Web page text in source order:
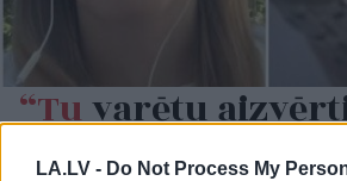
LA.LV - Do Not Process My
“Tuvarētu
Beata Jonīte jau